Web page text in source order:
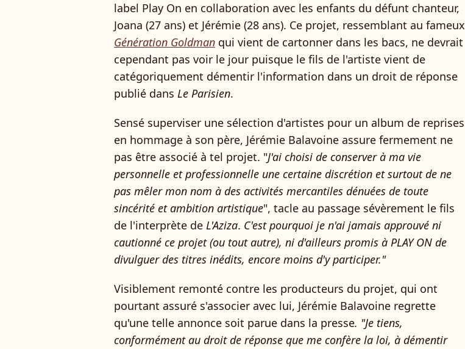
label Play On en collaboration avec les enfants du défunt chanteur,
Joana (27 ans) et Jérémie (28 ans). Ce projet, ressemblant au fameux
Génération Goldman qui vient de cartonner dans les bacs, ne devrait
cependant pas voir le jour puisque le fils de l'artiste vient de
catégoriquement démentir l'information dans un droit de réponse
publié dans Le Parisien.
Sensé superviser une sélection d'artistes pour un album de reprises
en hommage à son père, Jérémie Balavoine assure fermement ne
pas être associé à tel projet. "J'ai choisi de conserver à ma vie
personnelle et professionnelle une certaine discrétion et surtout de ne
pas mêler mon nom à des activités mercantiles dénuées de toute
sincérité et ambition artistique", tacle au passage sévèrement le fils
de l'interprète de L'Aziza. C'est pourquoi je n'ai jamais approuvé ni
cautionné ce projet (ou tout autre), ni d'ailleurs promis à PLAY ON de
divulguer des titres inédits, encore moins d'y participer."
Visiblement remonté contre les producteurs du projet, qui ont
pourtant assuré s'associer avec lui, Jérémie Balavoine regrette
qu'une telle annonce soit parue dans la presse. "Je tiens,
conformément au droit de réponse que me confère la loi, à démentir